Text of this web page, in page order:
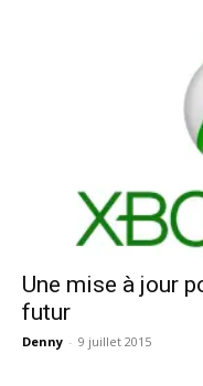
Une mise à jour
futur
Denny - 9 juillet 2015